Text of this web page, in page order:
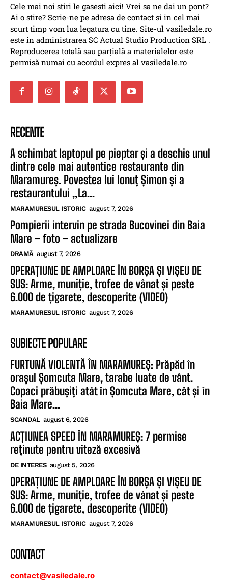
Cele mai noi stiri le gasesti aici! Vrei sa ne dai un pont?
Ai o stire? Scrie-ne pe adresa de contact si in cel mai
scurt timp vom lua legatura cu tine. Site-ul vasiledale.ro
este in administrarea SC Actual Studio Production SRL .
Reproducerea totală sau parțială a materialelor este
permisă numai cu acordul expres al vasiledale.ro
RECENTE
A schimbat laptopul pe pieptar și a deschis unul
dintre cele mai autentice restaurante din
Maramureș. Povestea lui Ionuț Șimon și a
restaurantului „La...
MARAMURESUL ISTORIC august 7, 2026
Pompierii intervin pe strada Bucovinei din Baia
Mare – foto – actualizare
DRAMĂ august 7, 2026
OPERAȚIUNE DE AMPLOARE ÎN BORȘA ȘI VIȘEU DE
SUS: Arme, muniție, trofee de vânat și peste
6.000 de țigarete, descoperite (VIDEO)
MARAMURESUL ISTORIC august 7, 2026
SUBIECTE POPULARE
FURTUNĂ VIOLENTĂ ÎN MARAMUREȘ: Prăpăd în
orașul Șomcuta Mare, tarabe luate de vânt.
Copaci prăbușiți atât în Șomcuta Mare, cât și în
Baia Mare...
SCANDAL august 6, 2026
ACȚIUNEA SPEED ÎN MARAMUREȘ: 7 permise
reținute pentru viteză excesivă
DE INTERES august 5, 2026
OPERAȚIUNE DE AMPLOARE ÎN BORȘA ȘI VIȘEU DE
SUS: Arme, muniție, trofee de vânat și peste
6.000 de țigarete, descoperite (VIDEO)
MARAMURESUL ISTORIC august 7, 2026
CONTACT
contact@vasiledale.ro